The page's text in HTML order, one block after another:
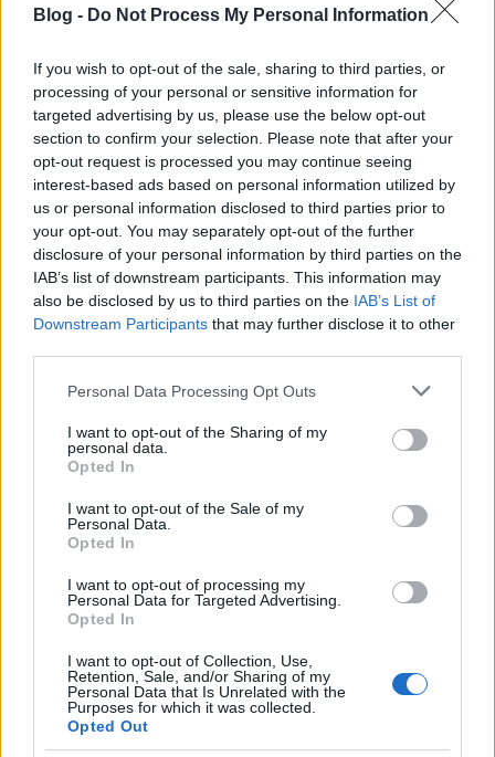
Blog - Do Not Process My Personal Information
If you wish to opt-out of the sale, sharing to third parties, or
processing of your personal or sensitive information for
targeted advertising by us, please use the below opt-out
section to confirm your selection. Please note that after your
opt-out request is processed you may continue seeing
interest-based ads based on personal information utilized by
us or personal information disclosed to third parties prior to
your opt-out. You may separately opt-out of the further
disclosure of your personal information by third parties on the
IAB’s list of downstream participants. This information may
also be disclosed by us to third parties on the IAB’s List of
Downstream Participants that may further disclose it to other
Please note that this website/app uses one or more Google
not limited to your visit or usage behaviour. You may click to
grant or deny consent to Google and its third-party tags to
use your data for below specified purposes in below Google
consent section.
Personal Data Processing Opt Outs
I want to opt-out of the Sharing of my
personal data.
Opted In
I want to opt-out of the Sale of my
Personal Data.
Opted In
I want to opt-out of processing my
Personal Data for Targeted Advertising.
Opted In
I want to opt-out of Collection, Use,
Retention, Sale, and/or Sharing of my
Personal Data that Is Unrelated with the
Purposes for which it was collected.
Opted Out
messziről kiszúrhatja ha Rocko netán valamit
szabálytalankodik :)
feketenap
16 éve
Rocko, legalább olyan fotót raktál volna ide, amin
nem látszik, hogy még mindig nincs
sportkipufogód!!
Bezzeg matricád...
Rocko-
16 éve
@Mk412: nem-nem, most már többen ismerik. :) Ti is
az a Trabis kiírás is eléggé lejáratott dolog már. :)
@pickapu
@Sam. Joe: szándékos hát, nem is lekváros. és ha
gondolkozol az jó, az a lényege.
@.: mimino :.: :p
: kösz.
de a Tiedet is illusztrálljuk már: